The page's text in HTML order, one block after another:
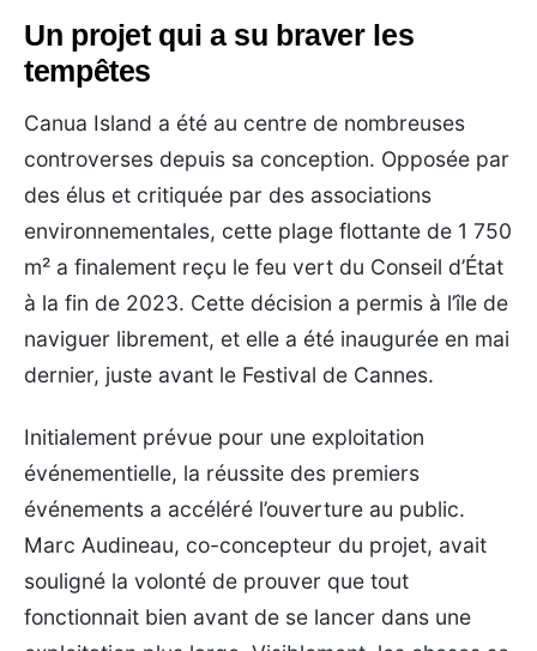
Un projet qui a su braver les
tempêtes
Canua Island a été au centre de nombreuses
controverses depuis sa conception. Opposée par
des élus et critiquée par des associations
environnementales, cette plage flottante de 1 750
m² a finalement reçu le feu vert du Conseil d’État
à la fin de 2023. Cette décision a permis à l’île de
naviguer librement, et elle a été inaugurée en mai
dernier, juste avant le Festival de Cannes.
Initialement prévue pour une exploitation
événementielle, la réussite des premiers
événements a accéléré l’ouverture au public.
Marc Audineau, co-concepteur du projet, avait
souligné la volonté de prouver que tout
fonctionnait bien avant de se lancer dans une